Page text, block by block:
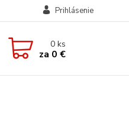
Prihlásenie
0ks
za 0 €